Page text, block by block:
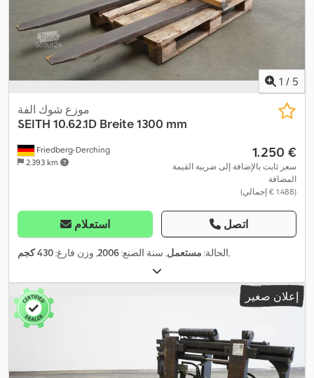
1 / 5
Friedberg-Derching
2.393 km
موزع شوك الفة
SEITH 10.62.1D Breite 1300 mm
‏1.250 €
سعر ثابت بالإضافة إلى ضريبة القيمة
المضافة
(‏1.488 € إجمالي)
استعلام اتصل
الحالة: مستعمل, سنة الصنع:2006, وزن فارغ:430 كجم ,
إعلان صغير